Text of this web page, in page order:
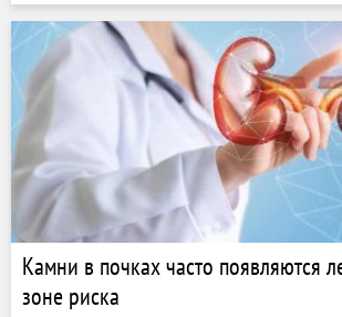
Камни в почках часто появляются
зоне риска